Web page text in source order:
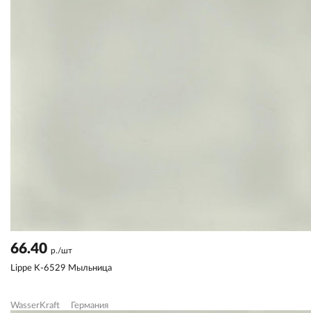
66.40 р./шт
Lippe K-6529 Мыльница
WasserKraft Германия